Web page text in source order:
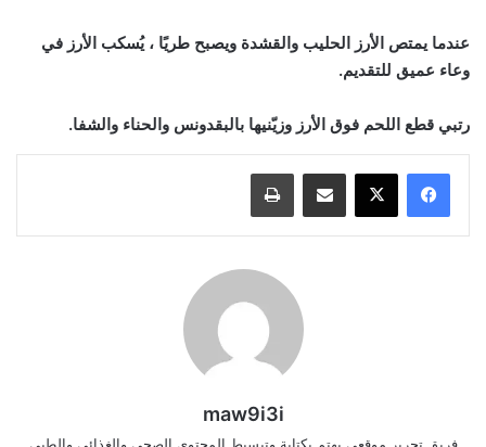
عندما يمتص الأرز الحليب والقشدة ويصبح طريًا ، يُسكب الأرز في
وعاء عميق للتقديم.
رتبي قطع اللحم فوق الأرز وزيّنيها بالبقدونس والحناء والشفا.
مشاركة عبر البريد طباعة
maw9i3i